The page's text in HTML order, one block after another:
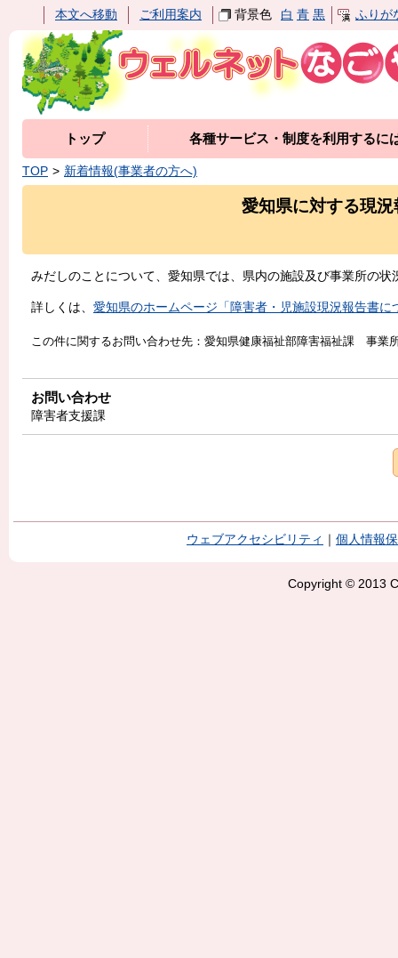
本文へ移動 ご利用案内 背景色 白 青 黒 ふりが
トップ 各種サービス・制度を利用するに
TOP 新着情報(事業者の方へ)
愛知県に対する現
みだしのことについて、愛知県では、県内の施設及び事業所の
詳しくは、 愛知県のホームページ「障害者・児施設現況報告書に
この件に関するお問い合わせ先：愛知県健康福祉部障害福祉課 事業
お問い合わせ
障害者支援課
ウェブアクセシビリティ 個人情報
Copyright © 2013